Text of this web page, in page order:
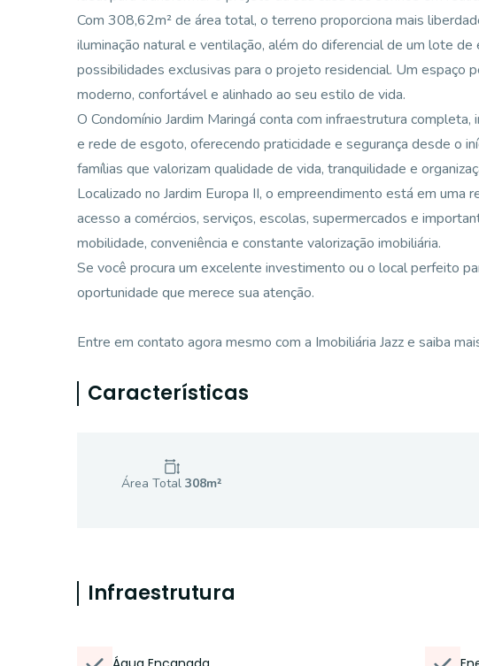
Com 308,62m² de área total, o terreno proporciona mais
iluminação natural e ventilação, além do diferencial de um lote de
possibilidades exclusivas para o projeto residencial. Um espaço
moderno, confortável e alinhado ao seu estilo de vida.
O Condomínio Jardim Maringá conta com infraestrutura
e rede de esgoto, oferecendo praticidade e segurança desde o
famílias que valorizam qualidade de vida, tranquilidade e
Localizado no Jardim Europa II, o empreendimento está em uma
acesso a comércios, serviços, escolas, supermercados e
mobilidade, conveniência e constante valorização imobiliária.
Se você procura um excelente investimento ou o local perfeito
oportunidade que merece sua atenção.
Entre em contato agora mesmo com a Imobiliária Jazz e saiba
Características
Área Total 308m²
Infraestrutura